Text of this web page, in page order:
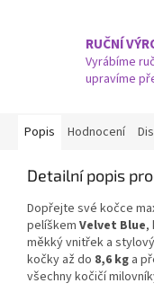
RUČNÍ
Vyrábíme
upravíme
Popis Hodnocení
Detailní popis
Dopřejte své kočce
pelíškem Velvet Blue,
měkký vnitřek a
kočky až do 8,6 kg a
všechny kočičí